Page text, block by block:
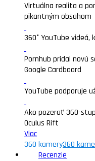
Virtuálna realita a
pikantným obsahom
360° YouTube
Pornhub pridal novú
Google Cardboard
YouTube podporuje
Ako pozerať 360-
Oculus Rift
Viac
360 kamery360
Recenzie